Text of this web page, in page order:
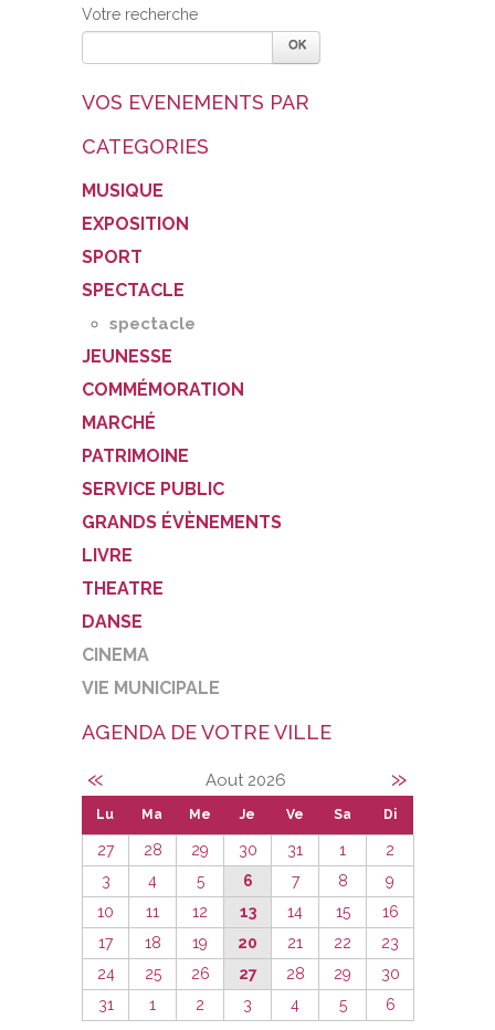
Votre recherche
VOS EVENEMENTS PAR
CATEGORIES
MUSIQUE
EXPOSITION
SPORT
SPECTACLE
spectacle
JEUNESSE
COMMÉMORATION
MARCHÉ
PATRIMOINE
SERVICE PUBLIC
GRANDS ÉVÈNEMENTS
LIVRE
THEATRE
DANSE
CINEMA
VIE MUNICIPALE
AGENDA DE VOTRE VILLE
« Aout 2026 »
Lu Ma Me Je Ve Sa Di
27 28 29 30 31 1
2
3
4 5 6 7 8
9
10
11 12 13 14 15
16
17
18 19 20 21 22
23
24
25 26 27 28 29
30
31
1 2 3 4 5 6